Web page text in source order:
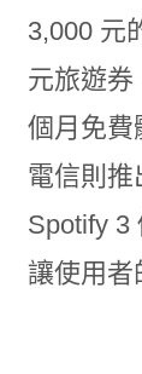
3,000 元
元旅遊券
個月免費
電信則推
Spotify 3
讓使用者